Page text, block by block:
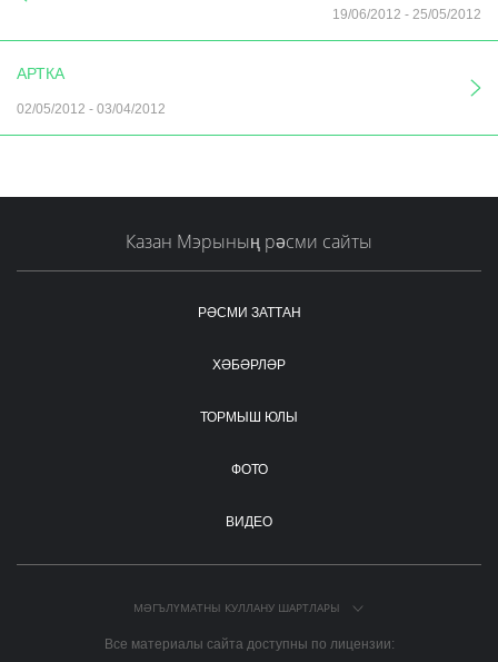
19/06/2012 - 25/05/2012
АРТКА
02/05/2012 - 03/04/2012
Казан Мэрының рәсми сайты
РӘСМИ ЗАТТАН
ХӘБӘРЛӘР
ТОРМЫШ ЮЛЫ
ФОТО
ВИДЕО
МӘГЪЛҮМАТНЫ КУЛЛАНУ ШАРТЛАРЫ
Все материалы сайта доступны по лицензии: